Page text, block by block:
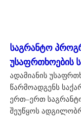
საგრანტო
უსაფრთხოების
​ადამიანის
წარმოადგენს
ერთ–ერთ
შეუწყოს